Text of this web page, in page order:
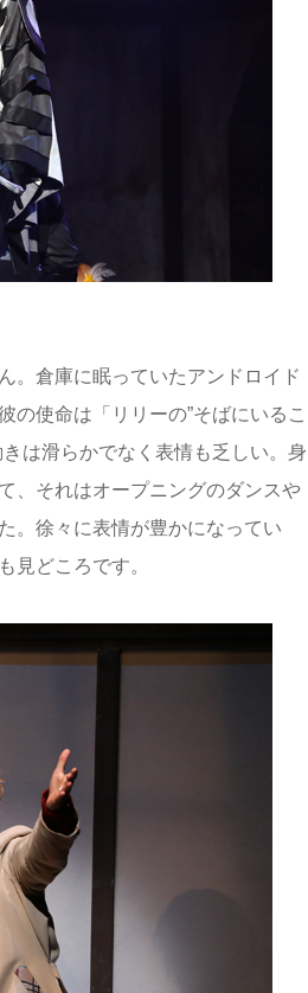
。倉庫に眠っていたアンドロイド
の使命は「リリーの”そばにいるこ
は滑らかでなく表情も乏しい。身
、それはオープニングのダンスや
。徐々に表情が豊かになってい
見どころです。